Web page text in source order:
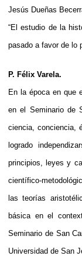
Jesús Dueñas
“El estudio de la
pasado a favor de lo
P. Félix Varela.
En la época en que
en el Seminario de
ciencia, conciencia,
logrado
principios, leyes y
científico-
las teorías
básica en el
Seminario de San
Universidad de San